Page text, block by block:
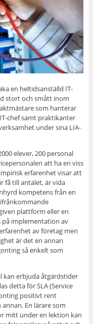
en heltidsanställd IT-
stort och smått inom
som hanterar
chef samt praktikanter
under sina LIA-
elever, 200 personal
att ha en viss
erfarenhet visar att
få till antalet, är vida
kompetens från en
plattform eller en
på implementation av
av företag men
är det en annan
så enkelt som
kan erbjuda åtgärdstider
detta för SLA (Service
positivt rent
En lärare som
mitt under en lektion kan